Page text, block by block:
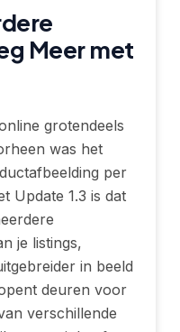
Meer met
grotendeels
was het
per
Update 1.3 is dat
je listings,
in beeld
deuren voor
verschillende